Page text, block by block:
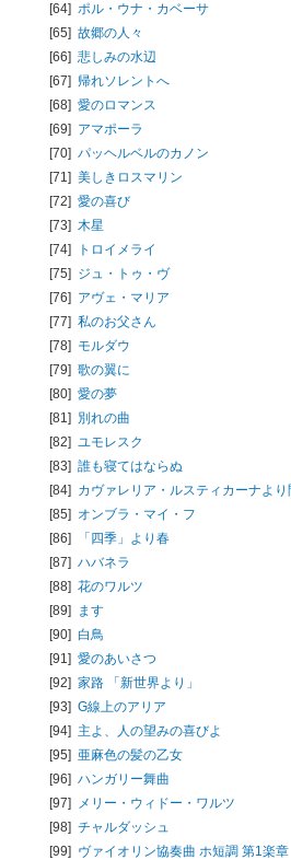
[64] ポル・ウナ・カベーサ
[65] 故郷の人々
[66] 悲しみの水辺
[67] 帰れソレントへ
[68] 愛のロマンス
[69] アマポーラ
[70] パッヘルベルのカノン
[71] 美しきロスマリン
[72] 愛の喜び
[73] 木星
[74]
トロイメライ
[75] ジュ・トゥ・ヴ
[76] アヴェ・マリア
[77] 私のお父さん
[78] モルダウ
[79] 歌の翼に
[80] 愛の夢
[81] 別れの曲
[82] ユモレスク
[83] 誰も寝てはならぬ
[84] カヴァレリア・ルスティカーナより
[85] オンブラ・マイ・フ
[86]
「四季」より春
[87] ハバネラ
[88] 花のワルツ
[89] ます
[90] 白鳥
[91] 愛のあいさつ
[92] 家路 「新世界より」
[93] G線上のアリア
[94] 主よ、人の望みの喜びよ
[95] 亜麻色の髪の乙女
[96] ハンガリー舞曲
[97] メリー・ウィドー・ワルツ
[98] チャルダッシュ
[99] ヴァイオリン協奏曲 ホ短調 第1楽章